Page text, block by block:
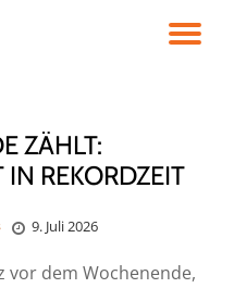
ZÄHLT:
REKORDZEIT
9. Juli 2026
vor dem Wochenende,